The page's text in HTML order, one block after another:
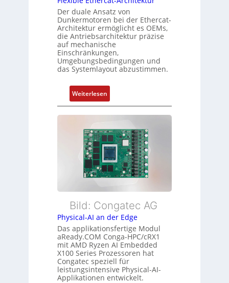
u
n
d
Z
u
s
t
d
b
e
r
w
a
u
n
g
o
r
g
t
f
ü
r
m
e
h
r
L
e
i
s
t
n
g
Der duale Ansatz von
Dunkermotoren bei der Ethercat-
Architektur ermöglicht es OEMs,
die Antriebsarchitektur präzise
auf mechanische
Einschränkungen,
Umgebungsbedingungen und
das Systemlayout abzustimmen.
Weiterlesen:
F
l
x
i
b
l
e
E
h
e
r
c
a
t
-
Bild: Congatec AG
Physical-AI an der Edge
Das applikationsfertige Modul
aReady.COM Conga-HPC/cRX1
mit AMD Ryzen AI Embedded
X100 Series Prozessoren hat
Congatec speziell für
leistungsintensive Physical-AI-
Applikationen entwickelt.